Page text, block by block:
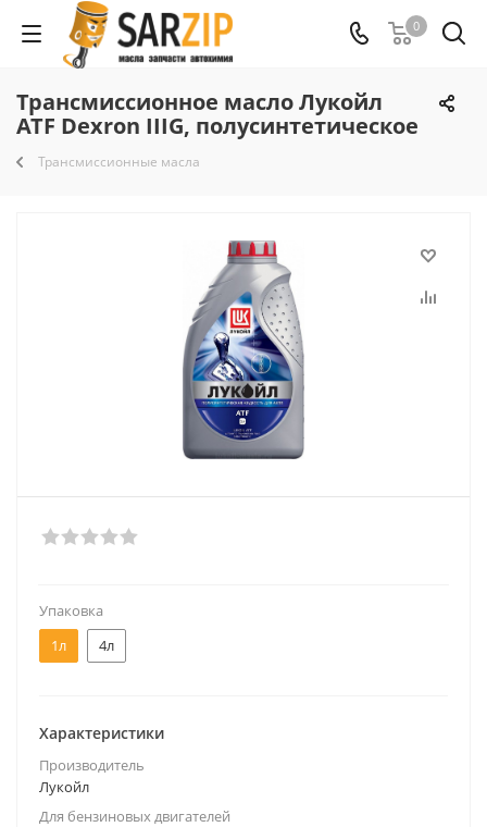
0
Трансмиссионное масло Лукойл
ATF Dexron IIIG, полусинтетическое
Трансмиссионные масла
Упаковка
1л
4л
Характеристики
Производитель
Лукойл
Для бензиновых двигателей